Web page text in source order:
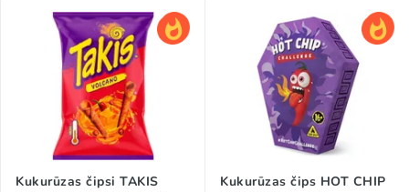
Kukurūzas čipsi TAKIS
Kukurūzas čips HOT CHIP